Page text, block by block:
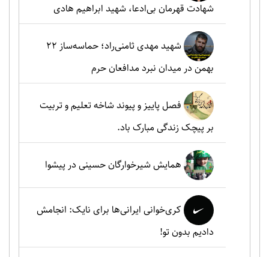
شهادت قهرمان بی‌ادعا، شهید ابراهیم هادی
شهید مهدی ثامنی‌راد؛ حماسه‌ساز ۲۲
بهمن در میدان نبرد مدافعان حرم
فصل پاییز و پیوند شاخه تعلیم و تربیت
بر پیچک زندگی مبارک باد.
همایش شیرخوارگان حسینی در پیشوا
کری‌خوانی ایرانی‌ها برای نایک: انجامش
دادیم بدون تو!